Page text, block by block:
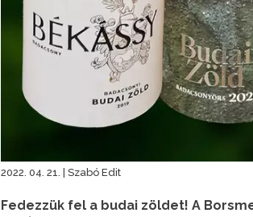
2022. 04. 21. | Szabó Edit
Fedezzük fel a budai zöldet! A